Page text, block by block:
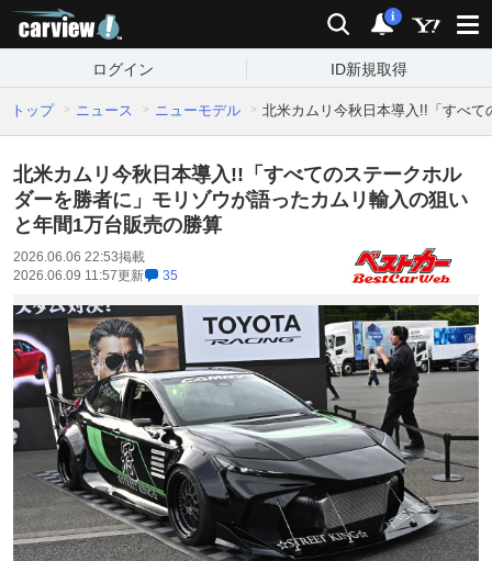
検索 通知
i
ログイン ID新規取得
トップ ニュース ニューモデル 北米カムリ今秋日本導入!!「すべ
北米カムリ今秋日本導入!!「すべてのステークホル
ダーを勝者に」モリゾウが語ったカムリ輸入の狙い
と年間1万台販売の勝算
2026.06.06 22:53掲載
2026.06.09 11:57更新 35